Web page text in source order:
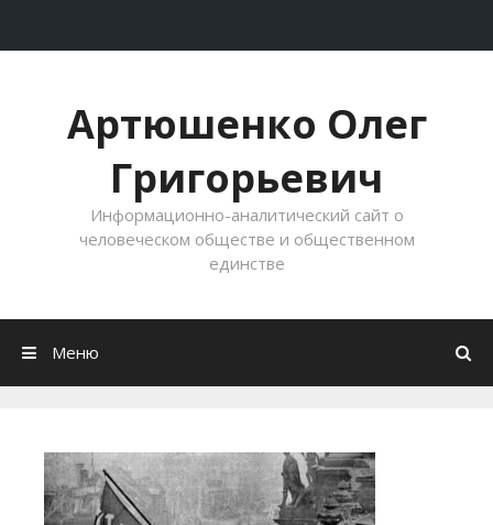
Артюшенко Олег
Григорьевич
Информационно-аналитический сайт о
человеческом обществе и общественном
единстве
Меню